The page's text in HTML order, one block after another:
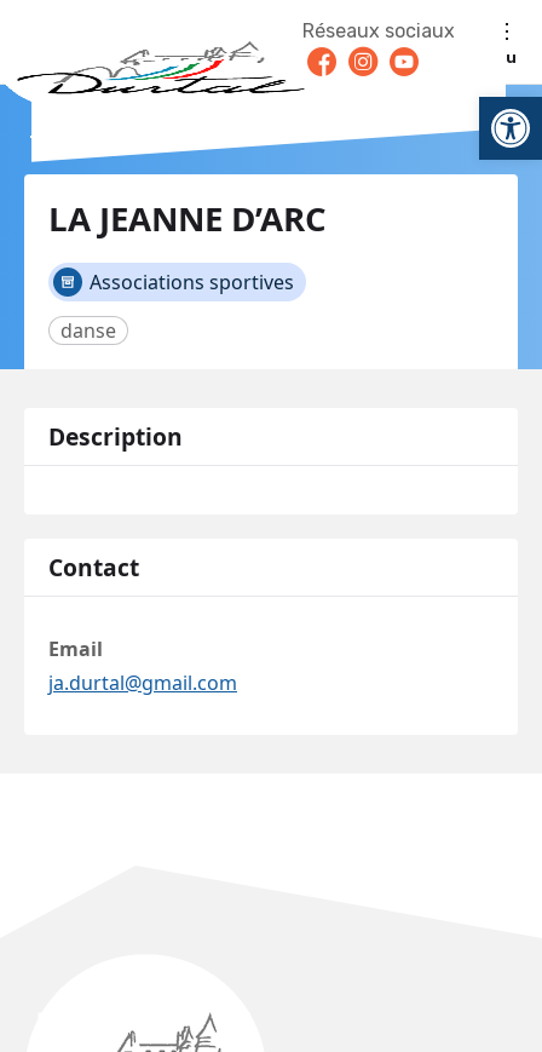
Menu
Réseaux sociaux
FacebookInstagram
Youtube
LA JEANNE D’ARC
Associations sportives
danse
Description
Contact
Email
ja.durtal@gmail.com